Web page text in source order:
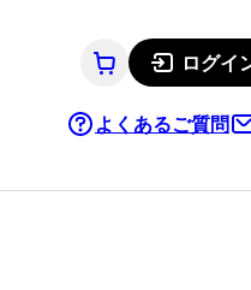
ログイ
よくあるご質問